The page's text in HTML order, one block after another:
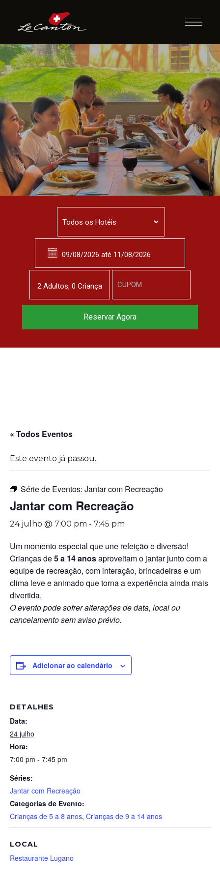
Jantar com
Recreação
« Todos Eventos
Este evento já passou.
Série de Eventos: Jantar com Recreação
Jantar com Recreação
24 julho @ 7:00 pm - 7:45 pm
Um momento especial que une refeição e diversão!
Crianças de5 a 14 anosaproveitam o jantar junto com a
equipe de recreação, com interação, brincadeiras e um
clima leve e animado que torna a experiência ainda mais
divertida.
O evento pode sofrer alterações de data, local ou
cancelamento sem aviso prévio.
Adicionar ao calendário
DETALHES
Data:
24 julho
Hora:
7:00 pm - 7:45 pm
Séries:
Jantar com Recreação
Categorias de Evento:
Crianças de 5 a 8 anos, Crianças de 9 a 14 anos
LOCAL
Restaurante Lugano
2 Adultos, 0 Criança
Reservar Agora